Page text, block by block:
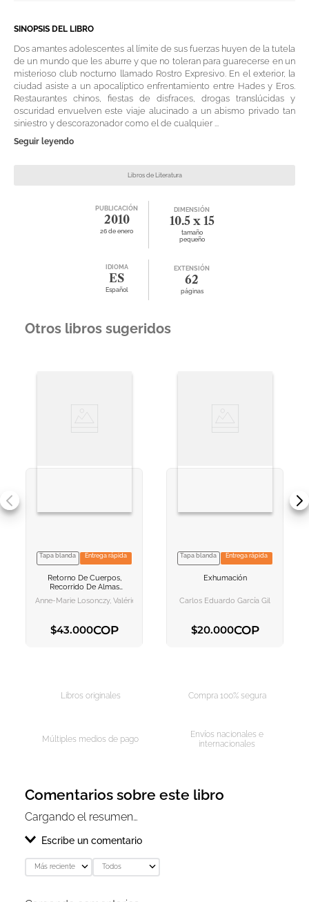
SINOPSIS DEL LIBRO
Dos amantes adolescentes al límite de sus fuerzas huyen de la tutela
de un mundo que les aburre y que no toleran para guarecerse en un
misterioso club nocturno llamado Rostro Expresivo. En el exterior, la
ciudad asiste a un apocalíptico enfrentamiento entre Hades y Eros.
Restaurantes chinos, fiestas de disfraces, drogas translúcidas y
oscuridad envuelven este viaje alucinado a un abismo privado tan
siniestro y descorazonador como el de cualquier ...
Seguir leyendo
Libros de Literatura
PUBLICACIÓN
2010
26 de enero
DIMENSIÓN
10.5 x 15
tamaño
pequeño
IDIOMA
ES
Español
EXTENSIÓN
62
páginas
Otros libros sugeridos
VER INFORMACION
AGREGAR AL
Tapa blanda Entrega rápida
Retorno De Cuerpos,
Recorrido De Almas
Exhumaciones Y Duelos
Colectivos En Amrica
Anne-Marie Losonczy, Valérie Robin Azevedo
$43.000COP
VER INFORMACION
Tapa blanda Entrega rápida
Exhumación
Carlos Eduardo García Gil
$20.000COP
Libros originales Compra 100% segura
Múltiples medios de pago
Envíos nacionales e
internacionales
Comentarios sobre este libro
Cargando el resumen…
Escribe un comentario
Agregar comentario
Más reciente Todos